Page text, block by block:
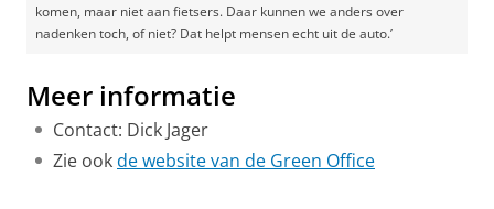
komen, maar niet aan fietsers. Daar kunnen we anders over
nadenken toch, of niet? Dat helpt mensen echt uit de auto.’
Meer informatie
Contact: Dick Jager
Zie ookde website van de Green Office